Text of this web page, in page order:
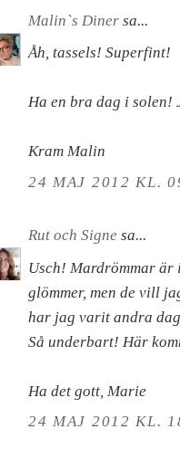
Malin`s Diner sa...
Åh, tassels! Superfint!
Ha en bra dag i solen!
Kram Malin
24 MAJ 2012 KL.
Rut och Signe sa...
Usch! Mardrömmar är
glömmer, men de vill
har jag varit andra
Så underbart! Här
Ha det gott, Marie
24 MAJ 2012 KL.